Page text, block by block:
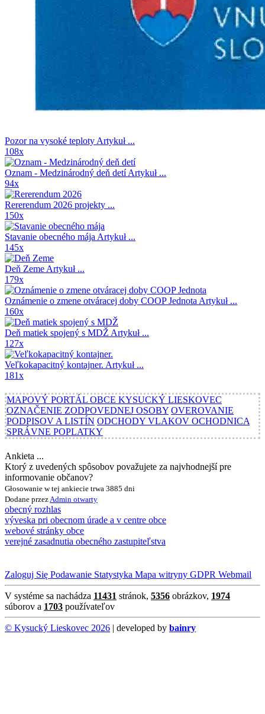
Pozor na vysoké teploty Artykuł ...
108x
Oznam - Medzinárodný deň detíArtykuł ...
94x
Rererendum 2026 projekty ...
150x
Stavanie obecného mája Artykuł ...
145x
Deň Zeme Artykuł ...
179x
Oznámenie o zmene otváracej doby COOP Jednota Artykuł ...
160x
Deň matiek spojený s MDŽ Artykuł ...
127x
Veľkokapacitný kontajner. Artykuł ...
181x
MAPOVÝ PORTÁL OBCE KYSUCKÝ LIESKOVEC
OZNAČENIE ZODPOVEDNEJ OSOBY OVEROVANIE
PODPISOV A LISTÍN ODCHODY VLAKOV OCHODNICA
SPRÁVNE POPLATKY
Ankieta ...
Ktorý z uvedených spôsobov považujete za najvhodnejší pre
informovanie občanov?
Głosowanie w tej ankiecie trwa 3885 dni
Dodane przezAdmin otwarty
obecný rozhlas
výveska pri obecnom úrade a v centre obce
webové stránky obce
verejné zasadnutia obecného zastupiteľstva
Zaloguj Się Podawanie Statystyka Mapa witryny GDPR Webmail
V systéme sa nachádza 11431 stránok, 5356 obrázkov, 1974
súborov a 1703 používateľov
© Kysucký Lieskovec 2026 | developed by bainry